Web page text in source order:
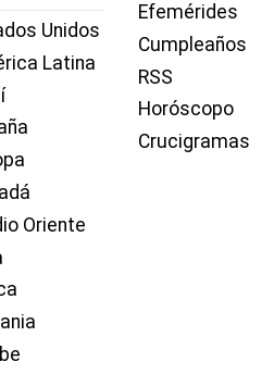
Unidos
Latina
Oriente
Efemérides
Cumpleaños
RSS
Horóscopo
Crucigramas